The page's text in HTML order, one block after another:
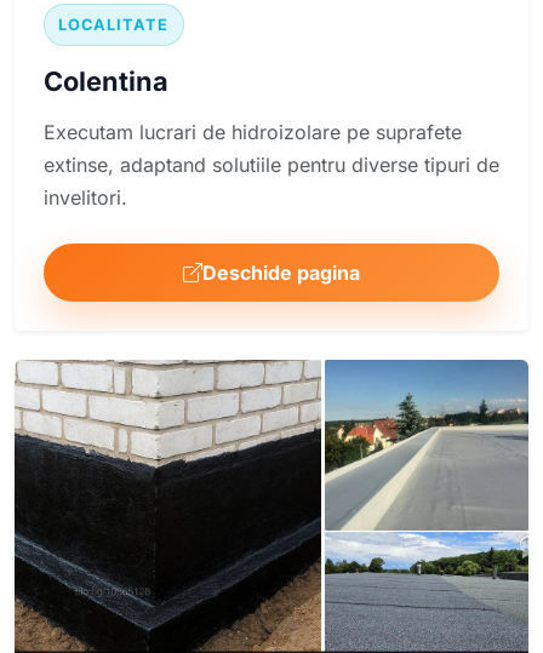
LOCALITATE
Colentina
Executam lucrari de hidroizolare pe suprafete
extinse, adaptand solutiile pentru diverse tipuri de
invelitori.
Deschide pagina